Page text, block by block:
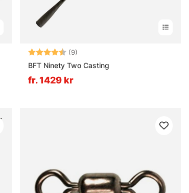
Betyg: (9)
BFT Ninety Two Casting
fr. 1429 kr